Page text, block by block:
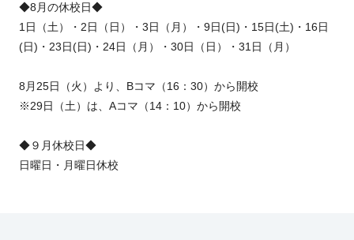
◆8月の休校日◆
1日（土）・2日（日）・3日（月）・9日(日)・15日(土)・16日
(日)・23日(日)・24日（月）・30日（日）・31日（月）
8月25日（火）より、Bコマ（16：30）から開校
※29日（土）は、Aコマ（14：10）から開校
◆９月休校日◆
日曜日・月曜日休校